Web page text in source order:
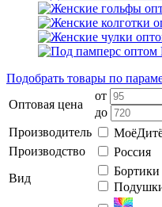
Подобрать товары по
Оптовая цена
от
до
Производитель
Производство
Россия
Вид
Бортики